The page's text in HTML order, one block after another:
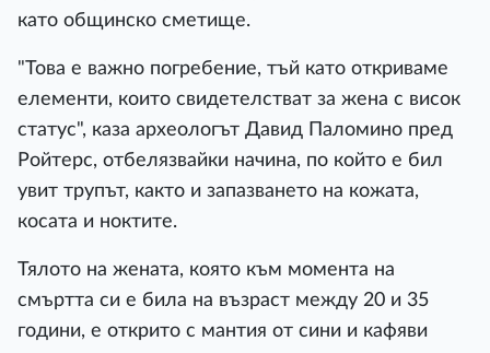
като общинско сметище.
"Това е важно погребение, тъй като откриваме
елементи, които свидетелстват за жена с висок
статус", каза археологът Давид Паломино пред
Ройтерс, отбелязвайки начина, по който е бил
увит трупът, както и запазването на кожата,
косата и ноктите.
Тялото на жената, която към момента на
смъртта си е била на възраст между 20 и 35
години, е открито с мантия от сини и кафяви